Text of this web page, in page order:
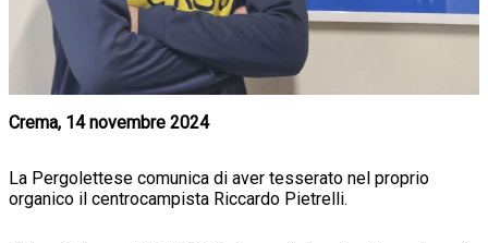
Crema, 14 novembre 2024
La Pergolettese comunica di aver tesserato nel proprio
organico il centrocampista Riccardo Pietrelli.